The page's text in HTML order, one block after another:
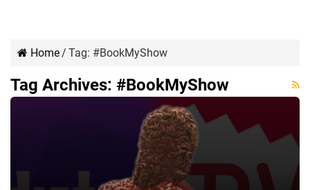
Home/ Tag: #BookMyShow
Tag Archives: #BookMyShow